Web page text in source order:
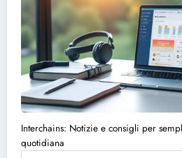
Interchains: Notizie e consigli per
quotidiana